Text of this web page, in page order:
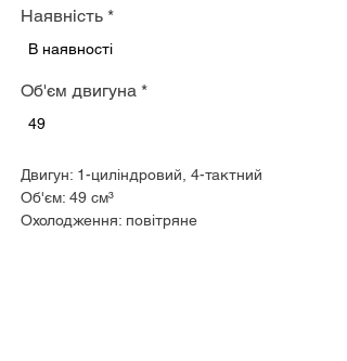
Наявність *
В наявності
Об'єм двигуна *
49
Двигун: 1-циліндровий, 4-тактний
Об'єм: 49 см³
Охолодження: повітряне